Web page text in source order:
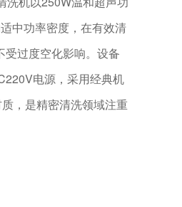
中功率密度，在有效清
过度空化影响。设备
电源，采用经典机
，是精密清洗领域注重